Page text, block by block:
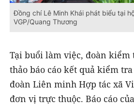
Đồng chí Lê Minh Khái phát biểu tại
VGP/Quang Thương
Tại buổi làm việc, đoàn kiểm
thảo báo cáo kết quả kiểm
đoàn Liên minh Hợp tác xã
đơn vị trực thuộc. Báo cáo